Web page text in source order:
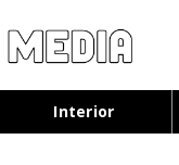
Interior